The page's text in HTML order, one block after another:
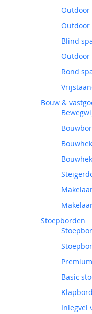
Blind
Outdoor
Rond
Bouw &
Stoepborden
Basic
Klapbord
Inlegvel